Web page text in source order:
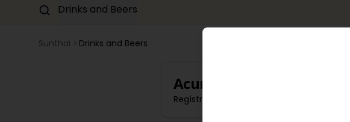
Drinks and Beers
Sunthai Drinks and Beers
Acumula
Regístrate, gana puntos con tus